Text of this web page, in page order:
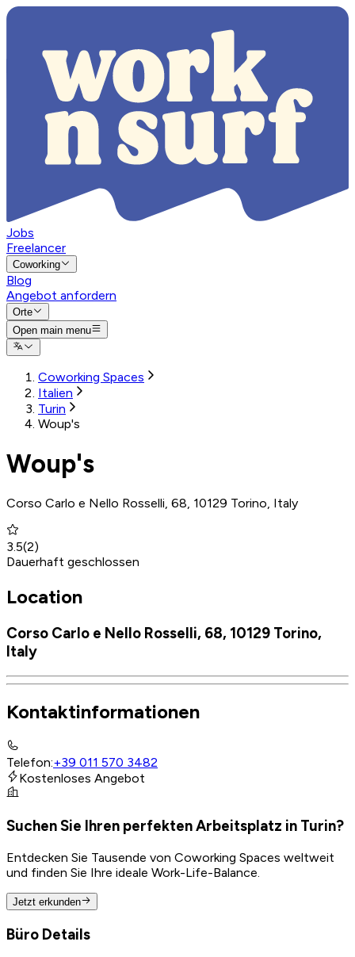
Jobs
Freelancer
Coworking
Blog
Angebot anfordern
Orte
Open main menu
Coworking Spaces
Italien
Turin
Woup's
Woup's
Corso Carlo e Nello Rosselli, 68, 10129 Torino, Italy
3.5(2)
Dauerhaft geschlossen
Location
Corso Carlo e Nello Rosselli, 68, 10129 Torino,
Italy
Kontaktinformationen
Telefon:+39 011 570 3482
Kostenloses Angebot
Suchen Sie Ihren perfekten Arbeitsplatz in Turin?
Entdecken Sie Tausende von Coworking Spaces weltweit
und finden Sie Ihre ideale Work-Life-Balance.
Jetzt erkunden
Büro Details